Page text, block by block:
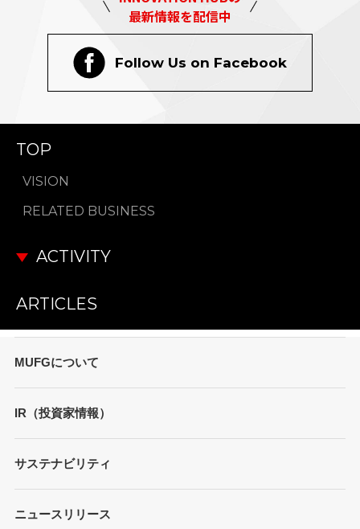
最新情報を配信中
Follow Us on Facebook
TOP
VISION
RELATED BUSINESS
ACTIVITY
ARTICLES
MUFGについて
トップメッセージ
会社概要
MUFGブランド
ガバナンス
事業内容
IR（投資家情報）
財務情報
プレゼンテーション
債券・格付情報
サステナビリティ
各種レポート/データ/インデックス
ニュースリリース